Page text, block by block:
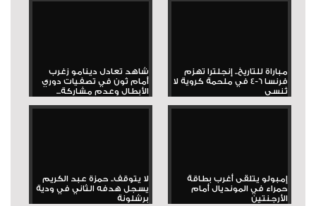
مباراة للتاريخ.. إنجلترا تهزم
فرنسا 6-4 في ملحمة كروية لا
تُنسى
شاهد تعادل دينامو زغرب
أمام ثون في تصفيات دوري
الأبطال وعدم مشاركة...
إمبولو يتلقى أغرب بطاقة
حمراء في المونديال أمام
الأرجنتين
لا يتوقف.. حمزة عبد الكريم
يسجل هدفه الثاني في ودية
برشلونة